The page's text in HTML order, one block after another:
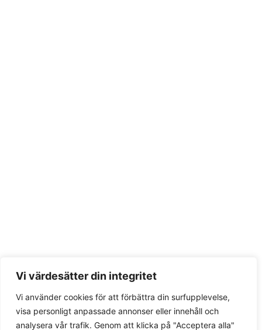
Vi värdesätter din integritet
Vi använder cookies för att förbättra din surfupplevelse,
visa personligt anpassade annonser eller innehåll och
analysera vår trafik. Genom att klicka på "Acceptera alla"